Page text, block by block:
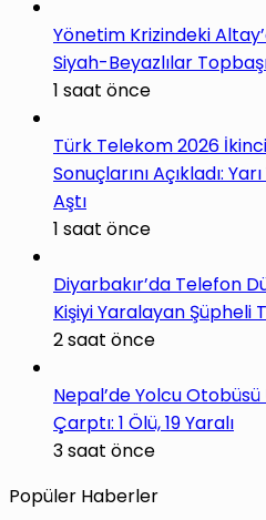
Yönetim Krizindeki
Siyah-Beyazlılar
1 saat önce
Türk Telekom 2026
Sonuçlarını Açıkladı:
Aştı
1 saat önce
Diyarbakır’da Telefon
Kişiyi Yaralayan Şüpheli
2 saat önce
Nepal’de Yolcu
Çarptı: 1 Ölü, 19 Yaralı
3 saat önce
Popüler Haberler